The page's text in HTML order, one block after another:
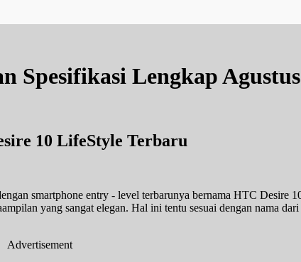
Spesifikasi Lengkap
10 LifeStyle Terbaru
smartphone entry - level terbarunya bernama HTC Desire
yang sangat elegan. Hal ini tentu sesuai dengan nama
Advertisement